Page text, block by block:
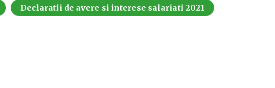
Declaratii de avere si interese salariati 2021